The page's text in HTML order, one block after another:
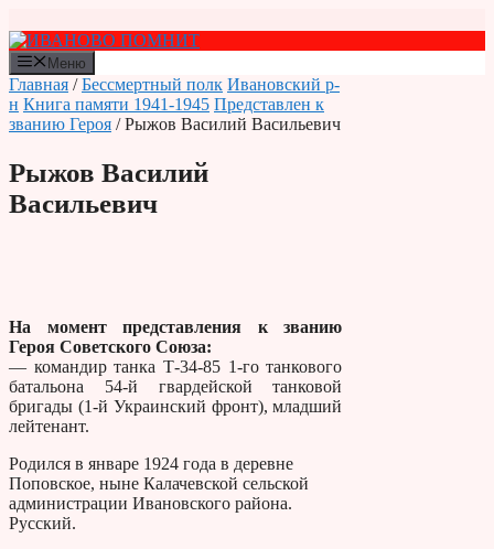
к
содержимому
Меню
Главная /Бессмертный полк Ивановский р-
н Книга памяти 1941-1945 Представлен к
званию Героя / Рыжов Василий Васильевич
Рыжов Василий
Васильевич
На момент представления к званию
Героя Советского Союза:
— командир танка Т-34-85 1-го танкового
батальона 54-й гвардейской танковой
бригады (1-й Украинский фронт), младший
лейтенант.
Родился в январе 1924 года в деревне
Поповское, ныне Калачевской сельской
администрации Ивановского района.
Русский.